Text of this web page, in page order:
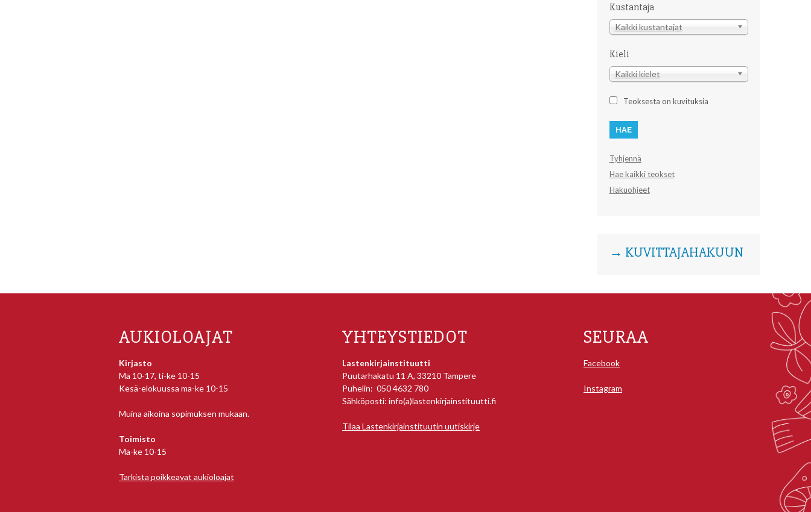
Kustantaja
Kustantaja
Kaikki kustantajat
Kieli
Kieli
Kaikki kielet
Teoksesta on kuvituksia
Tyhjennä
Hae kaikki teokset
Hakuohjeet
→ KUVITTAJAHAKUUN
AUKIOLOAJAT
Kirjasto
Ma 10-17, ti-ke 10-15
Kesä-elokuussa ma-ke 10-15
Muina aikoina sopimuksen mukaan.
Toimisto
Ma-ke 10-15
Tarkista poikkeavat aukioloajat
YHTEYSTIEDOT
Lastenkirjainstituutti
Puutarhakatu 11 A, 33210 Tampere
Puhelin: 050 4632 780
Sähköposti: info(a)lastenkirjainstituutti.fi
Tilaa Lastenkirjainstituutin uutiskirje
SEURAA
Facebook
Instagram